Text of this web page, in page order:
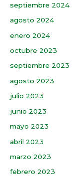
septiembre 2024
agosto 2024
enero 2024
octubre 2023
septiembre 2023
agosto 2023
julio 2023
junio 2023
mayo 2023
abril 2023
marzo 2023
febrero 2023